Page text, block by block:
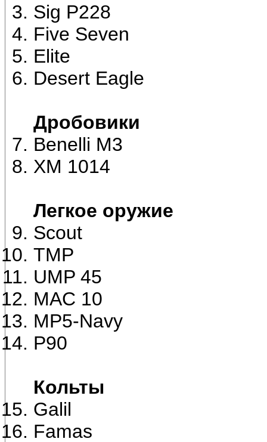
Sig P228
Five Seven
Elite
Desert Eagle
Дробовики
Benelli M3
XM 1014
Легкое оружие
Scout
TMP
UMP 45
MAC 10
MP5-Navy
P90
Кольты
Galil
Famas